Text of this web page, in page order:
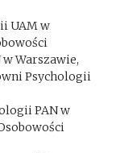
UAM w
w Warszawie,
Psychologii
PAN w